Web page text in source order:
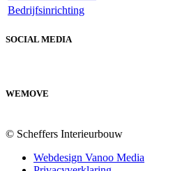
Bedrijfsinrichting
SOCIAL MEDIA
WEMOVE
© Scheffers Interieurbouw
Webdesign Vanoo Media